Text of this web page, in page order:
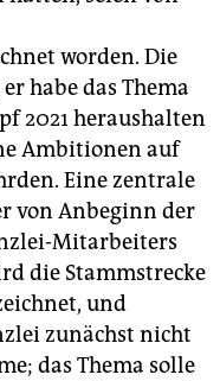
worden. Die
habe das Thema
2021 heraushalten
Ambitionen auf
Eine zentrale
von Anbeginn der
Mitarbeiters
die Stammstrecke
und
zunächst nicht
das Thema solle